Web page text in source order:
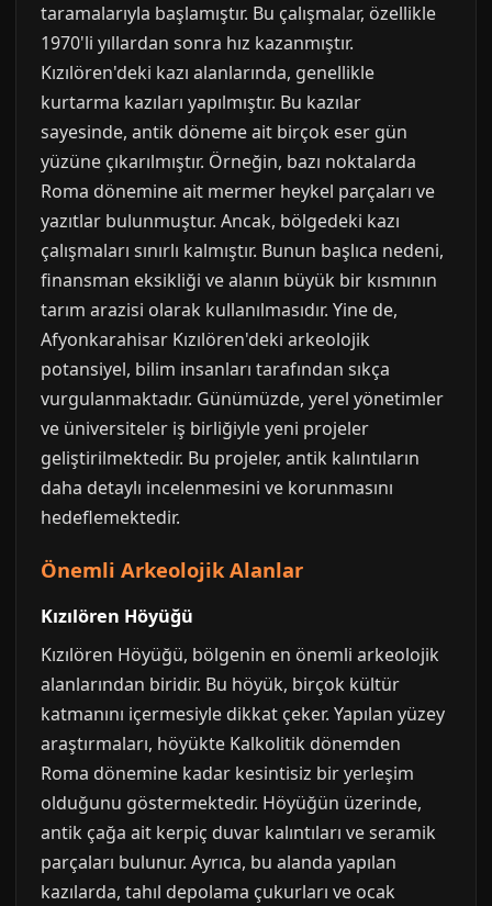
taramalarıyla başlamıştır. Bu çalışmalar, özellikle
1970'li yıllardan sonra hız kazanmıştır.
Kızılören'deki kazı alanlarında, genellikle
kurtarma kazıları yapılmıştır. Bu kazılar
sayesinde, antik döneme ait birçok eser gün
yüzüne çıkarılmıştır. Örneğin, bazı noktalarda
Roma dönemine ait mermer heykel parçaları ve
yazıtlar bulunmuştur. Ancak, bölgedeki kazı
çalışmaları sınırlı kalmıştır. Bunun başlıca nedeni,
finansman eksikliği ve alanın büyük bir kısmının
tarım arazisi olarak kullanılmasıdır. Yine de,
Afyonkarahisar Kızılören'deki arkeolojik
potansiyel, bilim insanları tarafından sıkça
vurgulanmaktadır. Günümüzde, yerel yönetimler
ve üniversiteler iş birliğiyle yeni projeler
geliştirilmektedir. Bu projeler, antik kalıntıların
daha detaylı incelenmesini ve korunmasını
hedeflemektedir.
Önemli Arkeolojik Alanlar
Kızılören Höyüğü
Kızılören Höyüğü, bölgenin en önemli arkeolojik
alanlarından biridir. Bu höyük, birçok kültür
katmanını içermesiyle dikkat çeker. Yapılan yüzey
araştırmaları, höyükte Kalkolitik dönemden
Roma dönemine kadar kesintisiz bir yerleşim
olduğunu göstermektedir. Höyüğün üzerinde,
antik çağa ait kerpiç duvar kalıntıları ve seramik
parçaları bulunur. Ayrıca, bu alanda yapılan
kazılarda, tahıl depolama çukurları ve ocak